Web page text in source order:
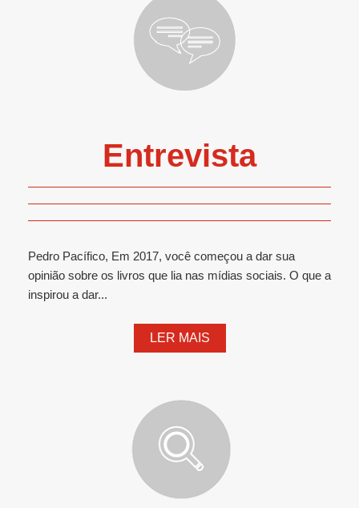
Entrevista
Pedro Pacífico, Em 2017, você começou a dar sua
opinião sobre os livros que lia nas mídias sociais. O que a
inspirou a dar...
LER MAIS